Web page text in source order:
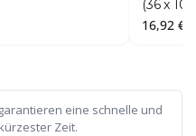
(36 x 10
16,92€
eine schnelle und
Zeit.